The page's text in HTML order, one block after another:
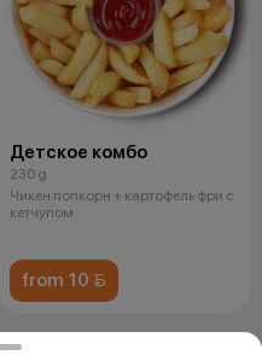
Детское комбо
230 g
Чикен попкорн + картофель фри с
кетчупом
from 10 